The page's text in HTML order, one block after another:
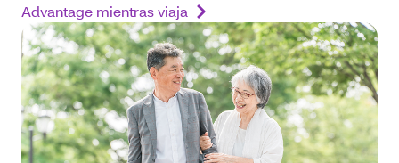
Advantage mientras viaja